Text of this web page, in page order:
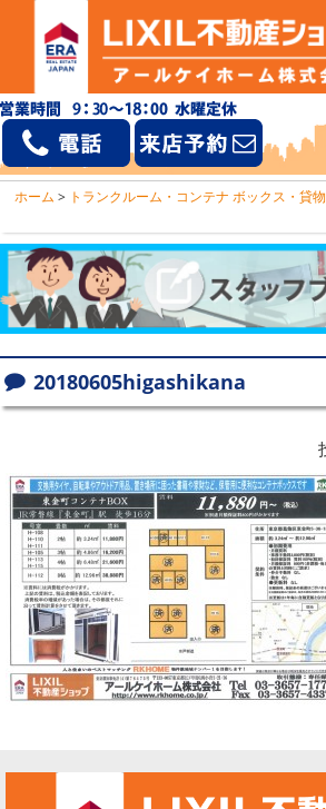
ホーム > トランクルーム・コンテナ ボックス・貸
20180605higashikana